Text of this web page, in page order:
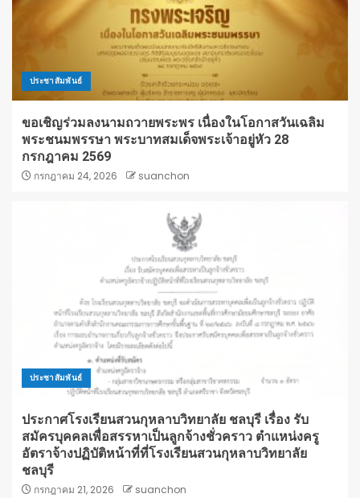
ประชาสัมพันธ์
ขอเชิญร่วมลงนามถวายพระพร เนื่องในโอกาสวันเฉลิม
พระชนมพรรษา พระบาทสมเด็จพระเจ้าอยู่หัว 28
กรกฎาคม 2569
กรกฎาคม 24, 2026 suanchon
ประชาสัมพันธ์
ประกาศโรงเรียนสวนกุหลาบวิทยาลัย ชลบุรี เรื่อง รับ
สมัครบุคคลเพื่อสรรหาเป็นลูกจ้างชั่วคราว ตำแหน่งครู
อัตราจ้างปฏิบัติหน้าที่ที่โรงเรียนสวนกุหลาบวิทยาลัย
ชลบุรี
กรกฎาคม 21, 2026 suanchon